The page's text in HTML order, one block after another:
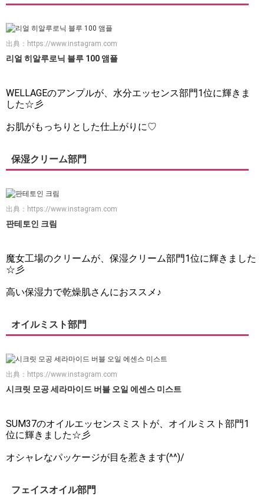
出典： https://www.instagram.com
리얼 히알루로닉 블루 100 앰플
WELLAGEのアンプルが、水分エッセンス部門1位に輝きま
した☆彡
お肌がもっちりとした仕上がりに♡
保湿クリーム部門
出典： https://www.instagram.com
판테토인 크림
魔女工場のクリームが、保湿クリーム部門1位に輝きました
☆彡
高い保湿力で乾燥肌さんにおススメ♪
オイルミスト部門
出典： https://www.instagram.com
시크릿 모공 세라마이드 버블 오일 에센스 미스트
SUM37のオイルエッセンスミストが、オイルミスト部門1
位に輝きました☆彡
オシャレなパッケージが目を惹きます(^^)/
フェイスオイル部門